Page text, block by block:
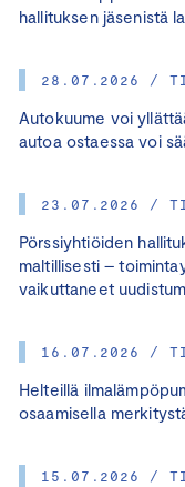
hallituksen jäsenistä
28.07.2026 /
Autokuume voi
autoa ostaessa voi
23.07.2026 /
Pörssiyhtiöiden
maltillisesti –
vaikuttaneet
16.07.2026 /
Helteillä
osaamisella
15.07.2026 /